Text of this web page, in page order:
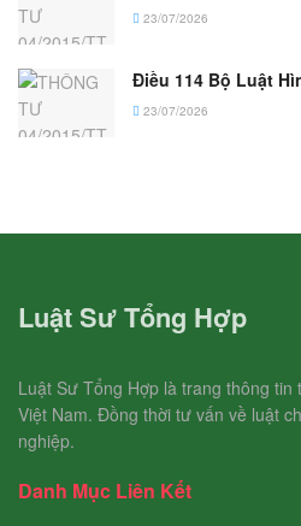
23/07/2026
Điều 114 Bộ Luật
23/07/2026
Luật Sư Tổng Hợp
Luật Sư Tổng Hợp là trang thông tin
Việt Nam. Đồng thời tư vấn về luật
nghiệp.
Danh Mục Liên Kết